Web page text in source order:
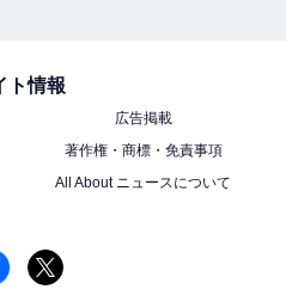
ト情報
広告掲載
著作権・商標・免責事項
All About ニュースについて